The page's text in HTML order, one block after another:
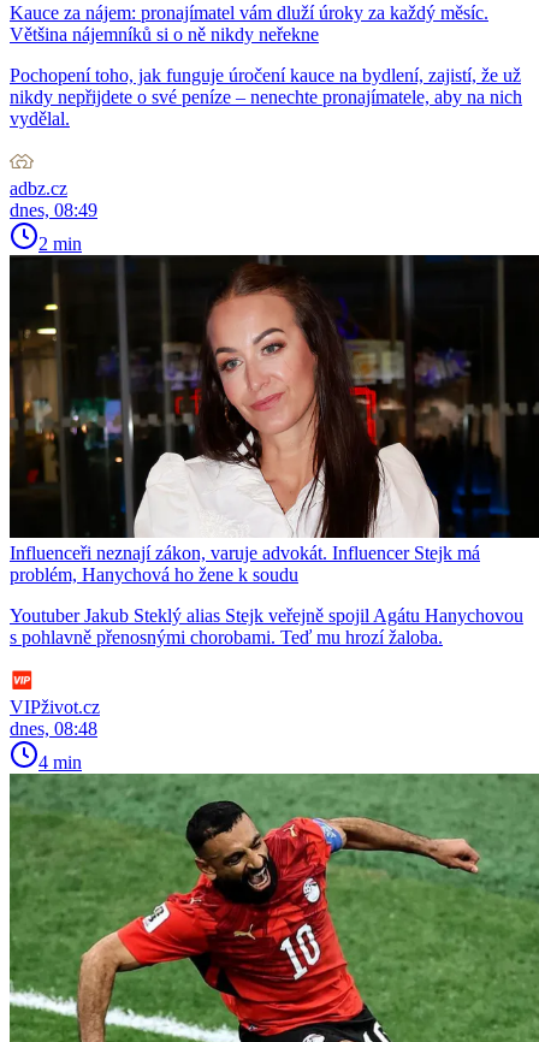
Kauce za nájem: pronajímatel vám dluží úroky za každý měsíc.
Většina nájemníků si o ně nikdy neřekne
Pochopení toho, jak funguje úročení kauce na bydlení, zajistí, že už
nikdy nepřijdete o své peníze – nenechte pronajímatele, aby na nich
vydělal.
adbz.cz
dnes, 08:49
2 min
Influenceři neznají zákon, varuje advokát. Influencer Stejk má
problém, Hanychová ho žene k soudu
Youtuber Jakub Steklý alias Stejk veřejně spojil Agátu Hanychovou
s pohlavně přenosnými chorobami. Teď mu hrozí žaloba.
VIPživot.cz
dnes, 08:48
4 min